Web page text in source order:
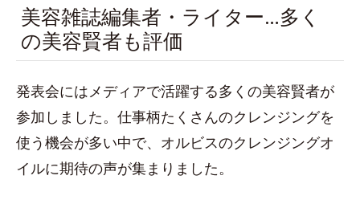
美容雑誌編集者・ライター…多く
の美容賢者も評価
発表会にはメディアで活躍する多くの美容賢者が
参加しました。仕事柄たくさんのクレンジングを
使う機会が多い中で、オルビスのクレンジングオ
イルに期待の声が集まりました。